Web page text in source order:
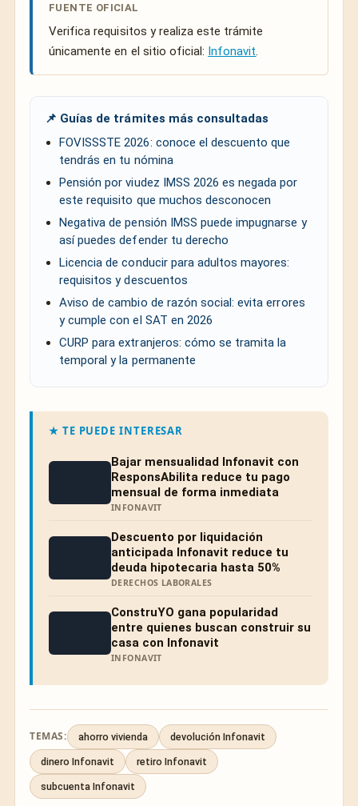
FUENTE OFICIAL
Verifica requisitos y realiza este trámite
únicamente en el sitio oficial: Infonavit
📌 Guías de trámites más consultadas
FOVISSSTE 2026: conoce el descuento que
tendrás en tu nómina
Pensión por viudez IMSS 2026 es negada por
este requisito que muchos desconocen
Negativa de pensión IMSS puede impugnarse y
así puedes defender tu derecho
Licencia de conducir para adultos mayores:
requisitos y descuentos
Aviso de cambio de razón social: evita errores
y cumple con el SAT en 2026
CURP para extranjeros: cómo se tramita la
temporal y la permanente
★ TE PUEDE INTERESAR
Bajar mensualidad Infonavit con
ResponsAbilita reduce tu pago
mensual de forma inmediata
INFONAVIT
Descuento por liquidación
anticipada Infonavit reduce tu
deuda hipotecaria hasta 50%
DERECHOS LABORALES
ConstruYO gana popularidad
entre quienes buscan construir su
casa con Infonavit
INFONAVIT
TEMAS: ahorro vivienda devolución Infonavit
dinero Infonavit retiro Infonavit
subcuenta Infonavit